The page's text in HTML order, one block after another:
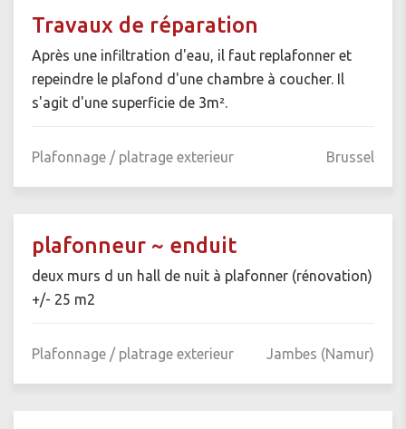
Travaux de réparation
Après une infiltration d'eau, il faut replafonner et
repeindre le plafond d'une chambre à coucher. Il
s'agit d'une superficie de 3m².
Plafonnage / platrage exterieur Brussel
plafonneur ~ enduit
deux murs d un hall de nuit à plafonner (rénovation)
+/- 25 m2
Plafonnage / platrage exterieur Jambes (Namur)